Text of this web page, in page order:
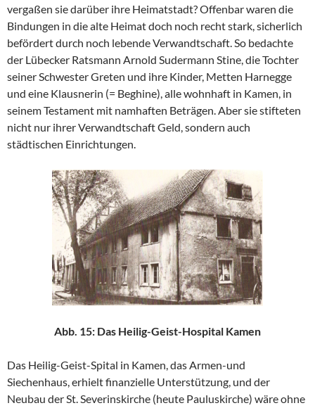
vergaßen sie darüber ihre Heimatstadt? Offenbar waren die
Bindungen in die alte Heimat doch noch recht stark, sicherlich
befördert durch noch lebende Verwandtschaft. So bedachte
der Lübecker Ratsmann Arnold Sudermann Stine, die Tochter
seiner Schwester Greten und ihre Kinder, Metten Harnegge
und eine Klausnerin (= Beghine), alle wohnhaft in Kamen, in
seinem Testament mit namhaften Beträgen. Aber sie stifteten
nicht nur ihrer Verwandtschaft Geld, sondern auch
städtischen Einrichtungen.
Abb. 15: Das Heilig-Geist-Hospital Kamen
Das Heilig-Geist-Spital in Kamen, das Armen-und
Siechenhaus, erhielt finanzielle Unterstützung, und der
Neubau der St. Severinskirche (heute Pauluskirche) wäre ohne